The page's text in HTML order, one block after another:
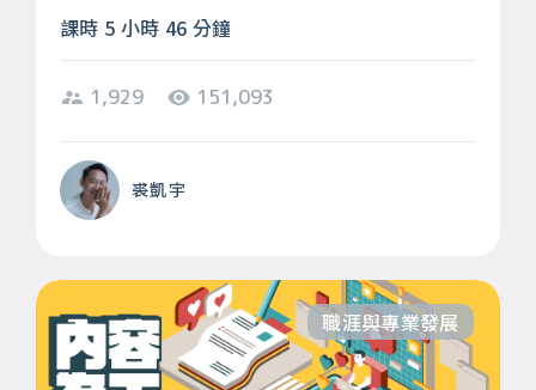
課時 5 小時 46 分鐘
1,929 151,093
裘凱宇
職涯與專業發展